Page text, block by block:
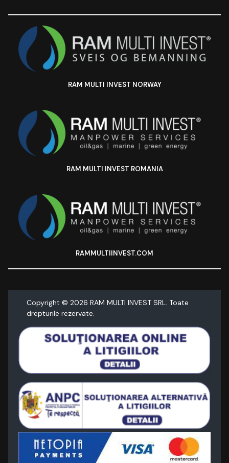
RAM MULTI INVEST NORWAY
RAM MULTI INVEST ROMANIA
RAMMULTIINVEST.COM
Copyright © 2026 RAM MULTI INVEST SRL. Toate
drepturile rezervate.